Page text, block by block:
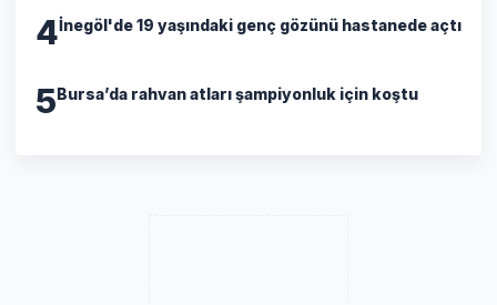
4İnegöl'de 19 yaşındaki genç gözünü hastanede açtı
5Bursa’da rahvan atları şampiyonluk için koştu